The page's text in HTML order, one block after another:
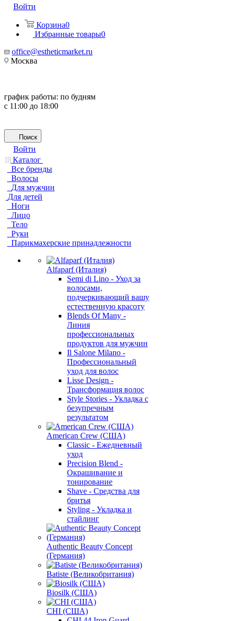
Войти
Корзина0
Избранные товары0
office@estheticmarket.ru
Москва
график работы: по будням
с 11:00 до 18:00
Поиск
Войти
Каталог
Все бренды
Волосы
Для мужчин
Для детей
Ноги
Лицо
Тело
Руки
Парикмахерские принадлежности
Alfaparf (Италия)
Semi di Lino - Уход за
волосами,
подчеркивающий вашу
естественную красоту
Blends Of Many -
Линия
профессиональных
продуктов для мужчин
Il Salone Milano -
Профессиональный
уход для волос
Lisse Design -
Трансформация волос
Style Stories - Укладка с
безупречным
результатом
American Crew (США)
Classic - Ежедневный
уход
Precision Blend -
Окрашивание и
тонирование
Shave - Средства для
бритья
Styling - Укладка и
стайлинг
Authentic Beauty Concept
(Германия)
Batiste (Великобритания)
Biosilk (США)
CHI (США)